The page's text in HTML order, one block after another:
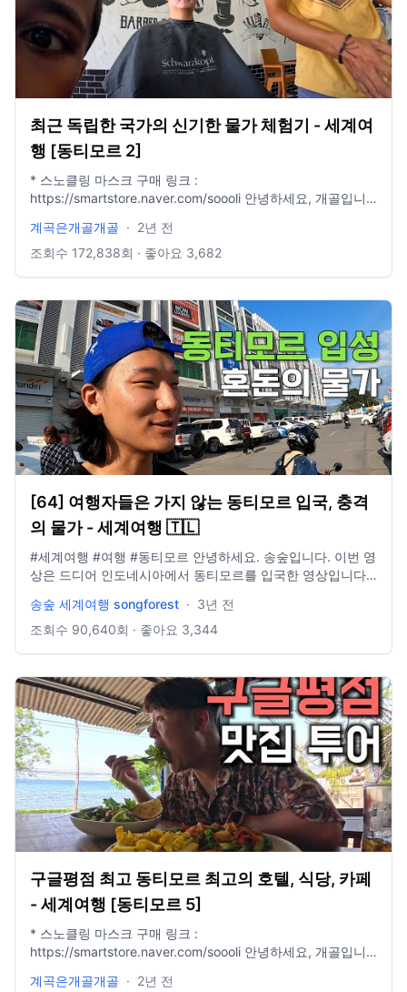
최근 독립한 국가의 신기한 물가 체험기 - 세계여
행 [동티모르 2]
* 스노클링 마스크 구매 링크 :
https://smartstore.naver.com/soooli 안녕하세요, 개골입니
스터카드부터 시작해서 길거리 모습, 사람들의 생각이 저로서
는 굉장히 생소하고, 신기한 나라임은 틀림없는 것 같습니다.
여행을 통해 본격적으로 확인해 주세요. 감사합니다. #여행 #
세계여행 #해외여행 #동티모르
———————————————————————————
insta : @waterfall_jang mail : hyungil1993@naver.com 촬
영장비 : 고프로 12 수심췤 시계 : 애플워치울트라 편집 : 맥북
프로 13인치 파이널컷 X 음악 : Artlist
계곡은개골개골 · 2년 전
조회수 172,838회 · 좋아요 3,682
[64] 여행자들은 가지 않는 동티모르 입국, 충격
의 물가 - 세계여행 🇹🇱
#세계여행 #여행 #동티모르 안녕하세요. 송숲입니다. 이번 영
상은 드디어 인도네시아에서 동티모르를 입국한 영상입니다.
이동이었습니다. 게다가 예상치 못한 살인적인 물가로 인해 많
이 당황하기도 했어요. 그렇지만 재밌게 여행할 예정이니 다음
도 감사합니다. E-mail: dlstjr8585@naver.com Instagram:
song_forest
송숲 세계여행 songforest · 3년 전
조회수 90,640회 · 좋아요 3,344
구글평점 최고 동티모르 최고의 호텔, 식당, 카페
- 세계여행 [동티모르 5]
* 스노클링 마스크 구매 링크 :
https://smartstore.naver.com/soooli 안녕하세요, 개골입니
습니다. 동티모르에서 나가는 비행 일정이 확정이었던 관계로
계곡은개골개골 · 2년 전